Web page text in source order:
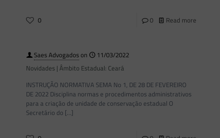
0 0 Read more
Saes Advogadoson
11/03/2022
Novidades | Âmbito Estadual: Ceará
INSTRUÇÃO NORMATIVA SEMA No 1, DE 28 DE FEVEREIRO
DE 2022 Disciplina normas e procedimentos administrativos
para a criação de unidade de conservação estadual O
Secretário do […]